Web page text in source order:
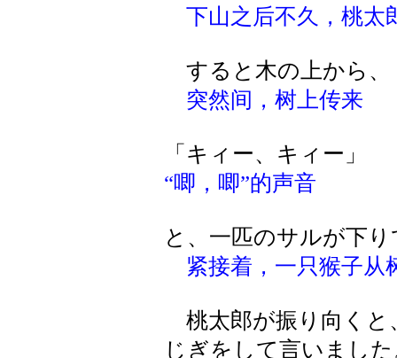
下山之后不久，桃太
すると木の上から、
突然间，树上传来
「キィー、キィー」
“唧，唧”的声音
と、一匹のサルが下
紧接着，一只猴子从
桃太郎が振り向くと
じぎをして言いまし